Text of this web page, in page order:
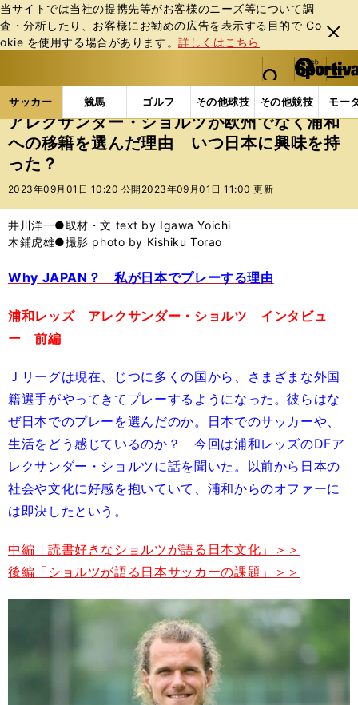
当サイトでは当社の提携先等がお客様のニーズ等について調
査・分析したり、お客様にお勧めの広告を表⽰する⽬的で Co
okie を使⽤する場合があります。詳しくはこちら
閉じ
る
web Sportiva (webスポルティーバ)
検索
マイペ
ー
ジ
メニュ
サッカー 競馬 ゴルフ その他球技 その他競技 モー
ス
ポ
ル
テ
ー
バ
サッカーの記事一覧 Jリーグ他 Jリーグ アレク
アレクサンダー・ショルツが欧州でなく浦和
への移籍を選んだ理由 いつ日本に興味を持
った？
2023年09月01日 10:20 公開 2023年09月01日 11:00 更新
井川洋一●取材・文 text by Igawa Yoichi
木鋪虎雄●撮影 photo by Kishiku Torao
Why JAPAN？ 私が日本でプレーする理由
浦和レッズ アレクサンダー・ショルツ インタビュ
ー 前編
Ｊリーグは現在、じつに多くの国から、さまざまな外国
籍選手がやってきてプレーするようになった。彼らはな
ぜ日本でのプレーを選んだのか。日本でのサッカーや、
生活をどう感じているのか？ 今回は浦和レッズのDFア
レクサンダー・ショルツに話を聞いた。以前から日本の
社会や文化に好感を抱いていて、浦和からのオファーに
は即決したという。
中編「読書好きなショルツが語る日本文化」＞＞
後編「ショルツが語る日本サッカーの課題」＞＞